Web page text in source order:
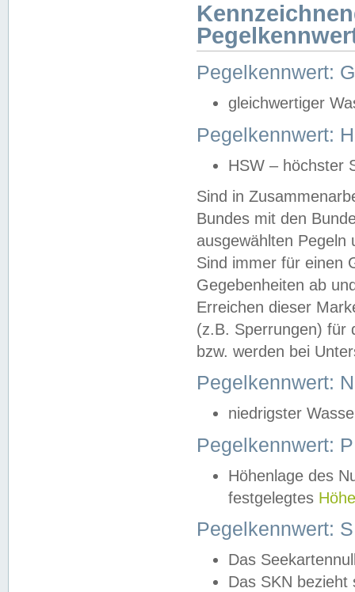
Pegelkennwert:
gleichwertiger
Pegelkennwert:
HSW – höchster
Sind in
Bundes mit den
ausgewählten
Sind immer für einen
Gegebenheiten ab
Erreichen dieser
(z.B. Sperrungen) für
bzw. werden bei
Pegelkennwert:
niedrigster
Pegelkennwert:
Höhenlage des
festgelegtes
Pegelkennwert:
Das
Das SKN